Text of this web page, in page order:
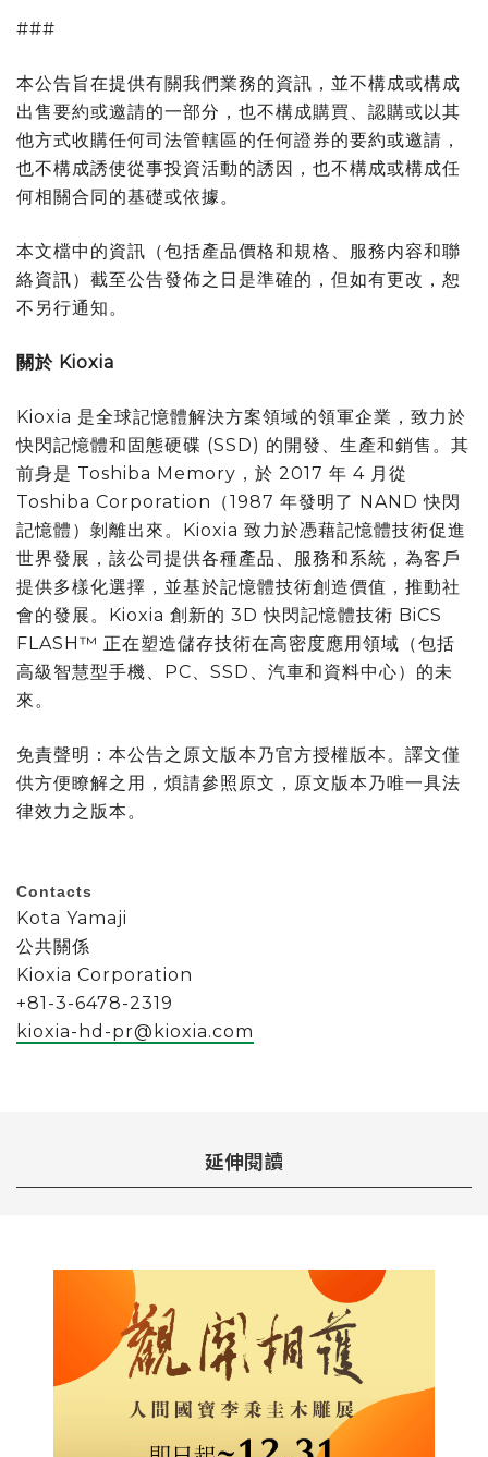
###
本公告旨在提供有關我們業務的資訊，並不構成或構成
出售要約或邀請的一部分，也不構成購買、認購或以其
他方式收購任何司法管轄區的任何證券的要約或邀請，
也不構成誘使從事投資活動的誘因，也不構成或構成任
何相關合同的基礎或依據。
本文檔中的資訊（包括產品價格和規格、服務内容和聯
絡資訊）截至公告發佈之日是準確的，但如有更改，恕
不另行通知。
關於 Kioxia
Kioxia 是全球記憶體解決方案領域的領軍企業，致力於
快閃記憶體和固態硬碟 (SSD) 的開發、生產和銷售。其
前身是 Toshiba Memory，於 2017 年 4 月從
Toshiba Corporation（1987 年發明了 NAND 快閃
記憶體）剝離出來。Kioxia 致力於憑藉記憶體技術促進
世界發展，該公司提供各種產品、服務和系統，為客戶
提供多樣化選擇，並基於記憶體技術創造價值，推動社
會的發展。Kioxia 創新的 3D 快閃記憶體技術 BiCS
FLASH™ 正在塑造儲存技術在高密度應用領域（包括
高級智慧型手機、PC、SSD、汽車和資料中心）的未
來。
免責聲明：本公告之原文版本乃官方授權版本。譯文僅
供方便瞭解之用，煩請參照原文，原文版本乃唯一具法
律效力之版本。
Contacts
Kota Yamaji
公共關係
Kioxia Corporation
+81-3-6478-2319
kioxia-hd-pr@kioxia.com
延伸閱讀